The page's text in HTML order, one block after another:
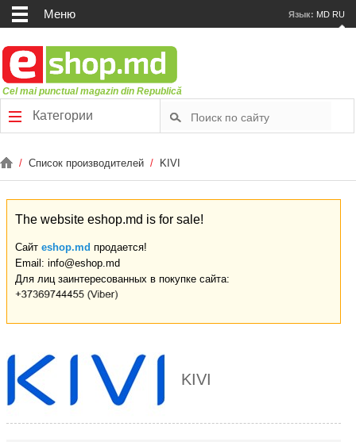
Меню Язык: MD RU
Cel mai punctual magazin din Republică
Категории
/ Список производителей / KIVI
The website eshop.md is for sale!
Сайт eshop.md продается!
Email: info@eshop.md
Для лиц заинтересованных в покупке сайта:
KIVI